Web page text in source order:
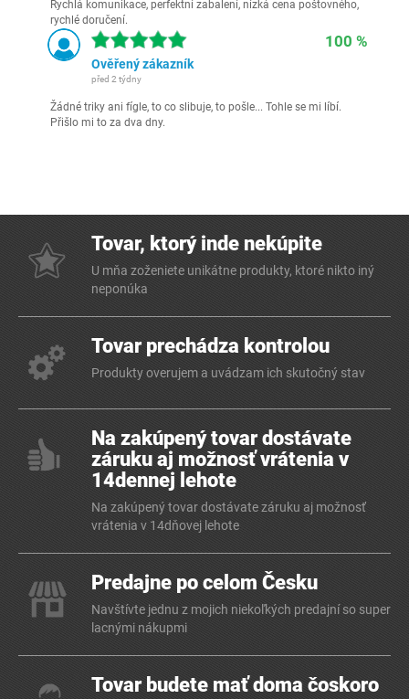
Rychlá komunikace, perfektní zabalení, nízká cena poštovného,
rychlé doručení.
100 %
Ověřený zákazník
před 2 týdny
Žádné triky ani fígle, to co slibuje, to pošle... Tohle se mi líbí.
Přišlo mi to za dva dny.
Tovar, ktorý inde nekúpite
U mňa zoženiete unikátne produkty, ktoré nikto iný
neponúka
Tovar prechádza kontrolou
Produkty overujem a uvádzam ich skutočný stav
Na zakúpený tovar dostávate
záruku aj možnosť vrátenia v
14dennej lehote
Na zakúpený tovar dostávate záruku aj možnosť
vrátenia v 14dňovej lehote
Predajne po celom Česku
Navštívte jednu z mojich niekoľkých predajní so super
lacnými nákupmi
Tovar budete mať doma čoskoro